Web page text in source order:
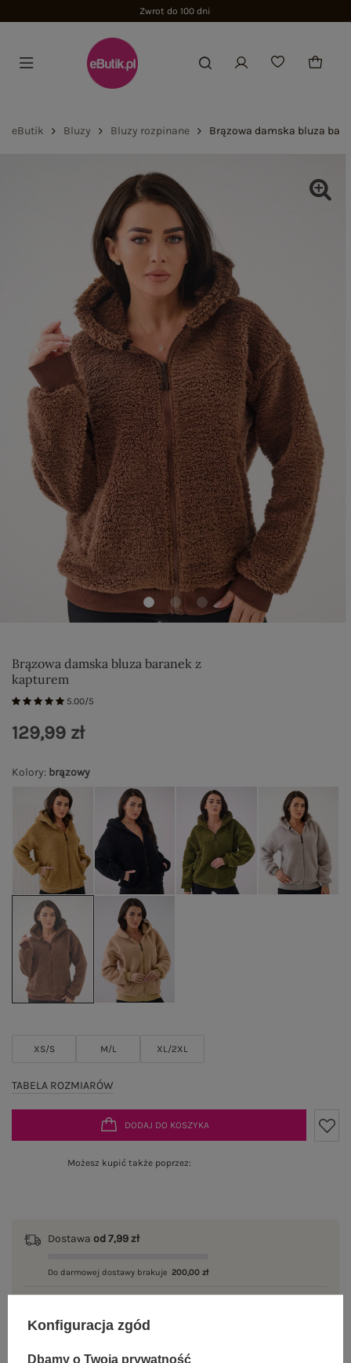
Zwrot do 100 dni
eButik Bluzy Bluzy rozpinane Brązowa damska bluza
Brązowa damska bluza baranek z
kapturem
5.00/5
Kolory: brązowy
XS/S M/L XL/2XL
TABELA ROZMIARÓW
129,99 zł
DODAJ DO KOSZYKA
Możesz kupić także poprzez:
Dostawa od 7,99 zł
Do darmowej dostawy brakuje 200,00 zł
100 dni na zwrot
Konfiguracja zgód
Dbamy o Twoją prywatność